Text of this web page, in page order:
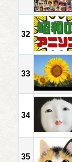
32
33
34
35